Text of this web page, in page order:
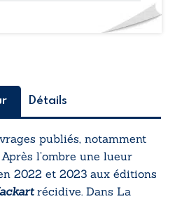
Détails
publiés, notamment
Après l’ombre une lueur
2022 et 2023 aux éditions
récidive. Dans La